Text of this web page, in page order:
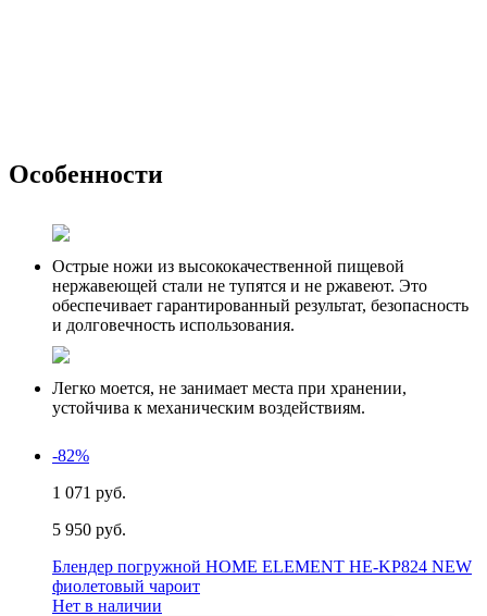
Особенности
Острые ножи из высококачественной пищевой
нержавеющей стали не тупятся и не ржавеют. Это
обеспечивает гарантированный результат, безопасность
и долговечность использования.
Легко моется, не занимает места при хранении,
устойчива к механическим воздействиям.
-82%
1 071 руб.
5 950 руб.
Блендер погружной HOME ELEMENT HE-KP824 NEW
фиолетовый чароит
Нет в наличии